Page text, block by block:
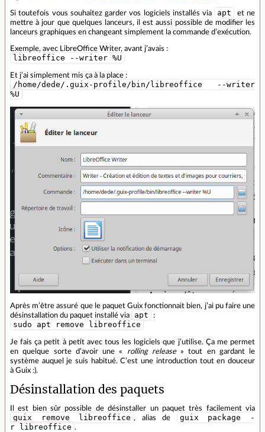
Si toutefois vous souhaitez garder vos logiciels installés via apt
et ne
mettre à jour que quelques lanceurs, il est aussi possible de modifier les
lanceurs graphiques en changeant simplement la commande d’exécution.
Exemple, avec LibreOffice Writer, avant j’avais :
libreoffice --writer %U
Et j’ai simplement mis ça à la place :
/home/dede/.guix-profile/bin/libreoffice --writer
%U
Après m’être assuré que le paquet Guix fonctionnait bien, j’ai pu faire une
désinstallation du paquet installé via
apt :
sudo apt remove libreoffice
Je fais ça petit à petit avec tous les logiciels que j’utilise. Ça me permet
en quelque sorte d’avoir une «
rolling release» tout en gardant le
système auquel je suis habitué. C’est une introduction tout en douceur
à Guix :).
Désinstallation des paquets
Il est bien sûr possible de désinstaller un paquet très facilement via
guix remove libreoffice , alias de
guix package -
r libreoffice .